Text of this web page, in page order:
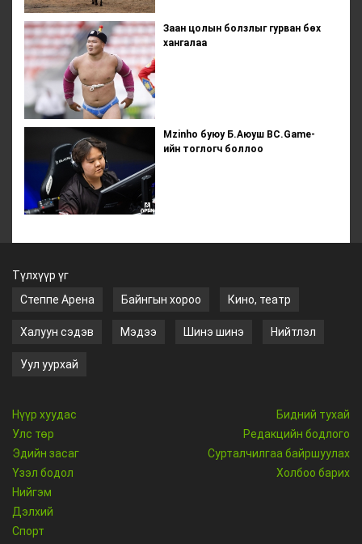
Заан цолын болзлыг гурван бөх
хангалаа
Mzinho буюу Б.Аюуш BC.Game-
ийн тоглогч боллоо
Түлхүүр үг
Степпе Арена
Байнгын хороо Кино, театр
Халуун сэдэв Мэдээ Шинэ шинэ Нийтлэл
Уул уурхай
Нүүр хуудас
Улс төр
Эдийн засаг
Үзэл бодол
Нийгэм
Дэлхий
Спорт
Бидний тухай
Редакцийн бодлого
Сурталчилгаа байршуулах
Холбоо барих